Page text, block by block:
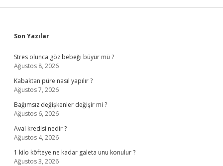
Sidebar
Son Yazılar
Stres olunca göz bebeği büyür mü ?
Ağustos 8, 2026
Kabaktan püre nasıl yapılır ?
Ağustos 7, 2026
Bağımsız değişkenler değişir mi ?
Ağustos 6, 2026
Aval kredisi nedir ?
Ağustos 4, 2026
1 kilo köfteye ne kadar galeta unu konulur ?
Ağustos 3, 2026